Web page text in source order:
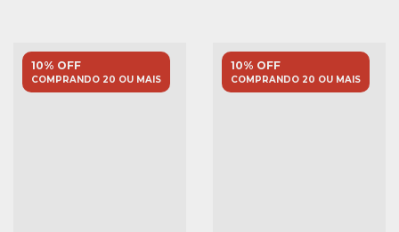
10% OFF
COMPRANDO 20 OU MAIS
10% OFF
COMPRANDO 20 OU MAIS